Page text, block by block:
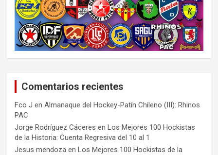
Comentarios recientes
Fco J en Almanaque del Hockey-Patín Chileno (III): Rhinos
PAC
Jorge Rodríguez Cáceres en Los Mejores 100 Hockistas
de la Historia: Cuenta Regresiva del 10 al 1
Jesus mendoza en Los Mejores 100 Hockistas de la